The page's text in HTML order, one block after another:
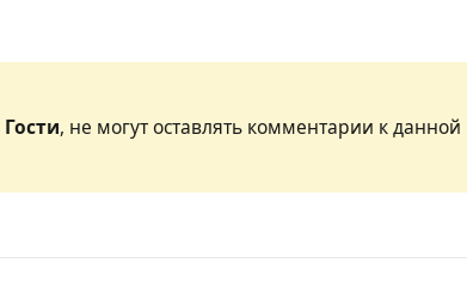
Гости, не могут оставлять комментарии к данной